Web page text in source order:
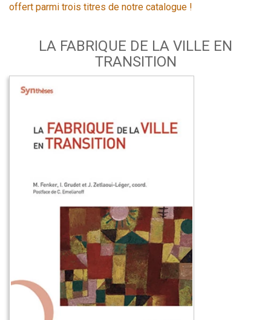
offert parmi trois titres de notre catalogue !
LA FABRIQUE DE LA VILLE EN
TRANSITION